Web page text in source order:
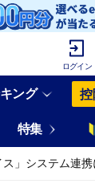
ログイン
ング 控
特集
ス」システム連